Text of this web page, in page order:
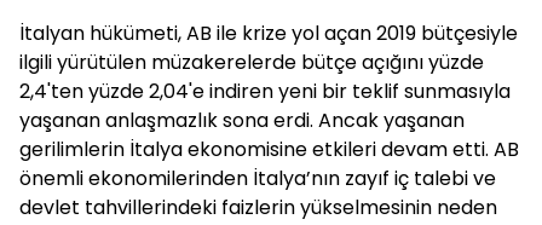
İtalyan hükümeti, AB ile krize yol açan 2019 bütçesiyle
ilgili yürütülen müzakerelerde bütçe açığını yüzde
2,4'ten yüzde 2,04'e indiren yeni bir teklif sunmasıyla
yaşanan anlaşmazlık sona erdi. Ancak yaşanan
gerilimlerin İtalya ekonomisine etkileri devam etti. AB
önemli ekonomilerinden İtalya’nın zayıf iç talebi ve
devlet tahvillerindeki faizlerin yükselmesinin neden